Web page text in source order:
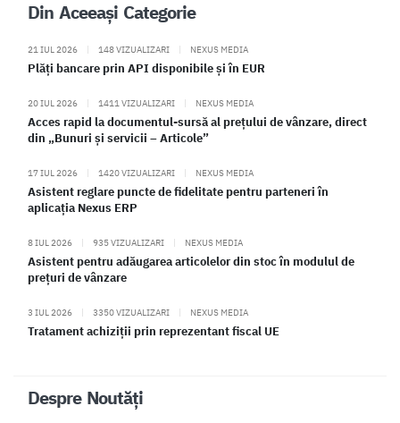
Din Aceeași Categorie
21 IUL 2026 | 148 VIZUALIZARI | NEXUS MEDIA
Plăți bancare prin API disponibile și în EUR
20 IUL 2026 | 1411 VIZUALIZARI | NEXUS MEDIA
Acces rapid la documentul-sursă al prețului de vânzare, direct
din „Bunuri și servicii – Articole”
17 IUL 2026 | 1420 VIZUALIZARI | NEXUS MEDIA
Asistent reglare puncte de fidelitate pentru parteneri în
aplicația Nexus ERP
8 IUL 2026 | 935 VIZUALIZARI | NEXUS MEDIA
Asistent pentru adăugarea articolelor din stoc în modulul de
prețuri de vânzare
3 IUL 2026 | 3350 VIZUALIZARI | NEXUS MEDIA
Tratament achiziții prin reprezentant fiscal UE
Despre Noutăți